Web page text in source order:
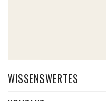
WISSENSWERTES